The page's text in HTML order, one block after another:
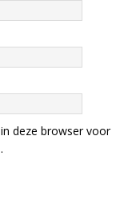
deze browser voor